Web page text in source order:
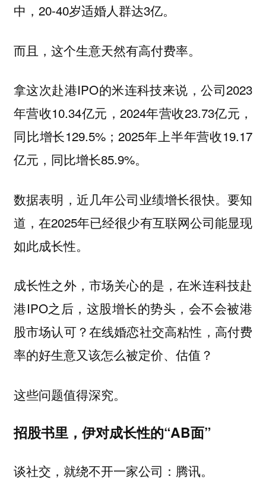
中，20-40岁适婚人群达3亿。
而且，这个生意天然有高付费率。
拿这次赴港IPO的米连科技来说，公司2023
年营收10.34亿元，2024年营收23.73亿元，
同比增长129.5%；2025年上半年营收19.17
亿元，同比增长85.9%。
数据表明，近几年公司业绩增长很快。要知
道，在2025年已经很少有互联网公司能显现
如此成长性。
成长性之外，市场关心的是，在米连科技赴
港IPO之后，这股增长的势头，会不会被港
股市场认可？在线婚恋社交高粘性，高付费
率的好生意又该怎么被定价、估值？
这些问题值得深究。
招股书里，伊对成长性的“AB面”
谈社交，就绕不开一家公司：腾讯。